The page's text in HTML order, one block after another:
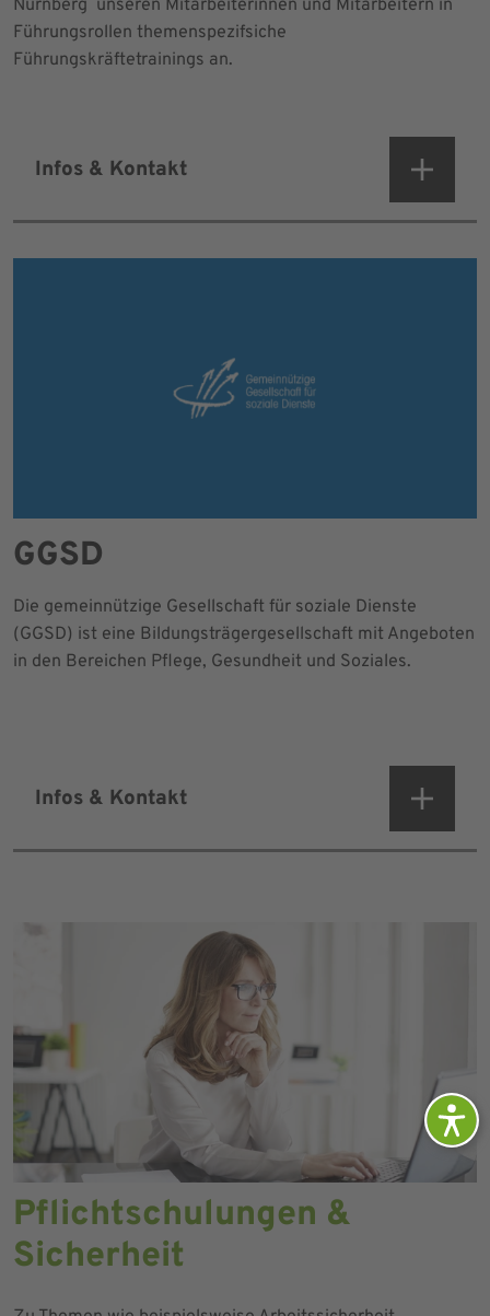
Nürnberg unseren Mitarbeiterinnen und Mitarbeitern in
Führungsrollen themenspezifsiche
Führungskräftetrainings an.
Infos & Kontakt
GGSD
Die gemeinnützige Gesellschaft für soziale Dienste
(GGSD) ist eine Bildungsträgergesellschaft mit Angeboten
in den Bereichen Pflege, Gesundheit und Soziales.
Infos & Kontakt
Pflichtschulungen &
Sicherheit